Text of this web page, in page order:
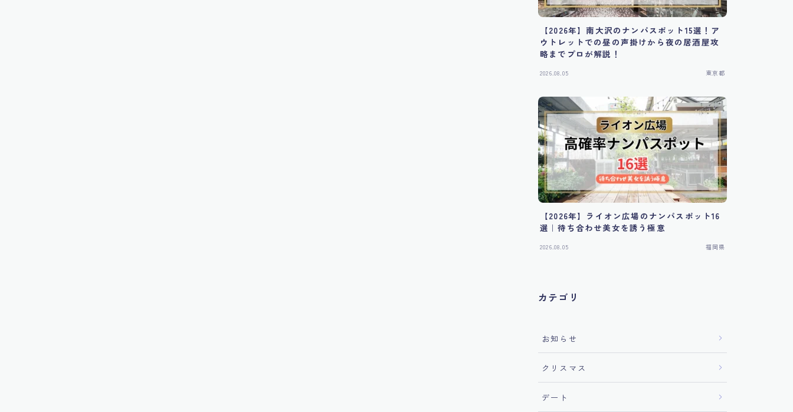
【2026年】南大沢のナンパスポット15選！ア
ウトレットでの昼の声掛けから夜の居酒屋攻
略までプロが解説！
2026.08.05 東京都
【2026年】ライオン広場のナンパスポット16
選｜待ち合わせ美女を誘う極意
2026.08.05 福岡県
カテゴリ
お知らせ
クリスマス
デート